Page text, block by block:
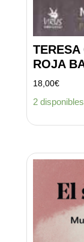
ROJA
18,00€
2 disponibles